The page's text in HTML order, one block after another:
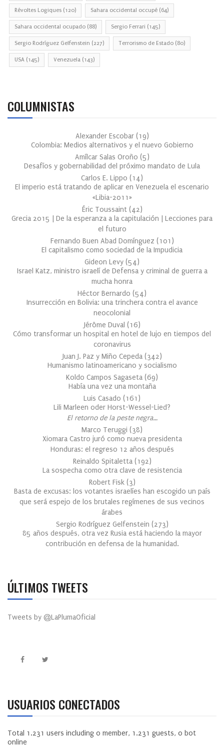
Révoltes Logiques (120) Sahara occidental occupé (64)
Sahara occidental ocupado (88) Sergio Ferrari (145)
Sergio Rodríguez Gelfenstein (227) Terrorismo de Estado (80)
USA (145) Venezuela (143)
COLUMNISTAS
Alexander Escobar (19)
Colombia: Medios alternativos y el nuevo Gobierno
Amílcar Salas Oroño (5)
Desafíos y gobernabilidad del próximo mandato de Lula
Carlos E. Lippo (14)
El imperio está tratando de aplicar en Venezuela el escenario
«Libia-2011»
Éric Toussaint (42)
Grecia 2015 | De la esperanza a la capitulación | Lecciones para
el futuro
Fernando Buen Abad Domínguez (101 )
El capitalismo como sociedad de la Impudicia
Gideon Levy (54)
Israel Katz, ministro israelí de Defensa y criminal de guerra a
mucha honra
Héctor Bernardo (54)
Insurrección en Bolivia: una trinchera contra el avance
neocolonial
Jérôme Duval (16)
Cómo transformar un hospital en hotel de lujo en tiempos del
coronavirus
Juan J. Paz y Miño Cepeda (342)
Humanismo latinoamericano y socialismo
Koldo Campos Sagaseta (69)
Había una vez una montaña
Luis Casado (161 )
Lili Marleen oder Horst-Wessel-Lied?
El retorno de la peste negra…
Marco Teruggi (38)
Xiomara Castro juró como nueva presidenta
Honduras: el regreso 12 años después
Reinaldo Spitaletta (192)
La sospecha como otra clave de resistencia
Robert Fisk (3)
Basta de excusas: los votantes israelíes han escogido un país
que será espejo de los brutales regímenes de sus vecinos
árabes
Sergio Rodríguez Gelfenstein (273)
85 años después, otra vez Rusia está haciendo la mayor
contribución en defensa de la humanidad.
ÚLTIMOS TWEETS
Tweets by @LaPlumaOficial
USUARIOS CONECTADOS
Total 1.231 users including 0 member, 1.231 guests, 0 bot
online